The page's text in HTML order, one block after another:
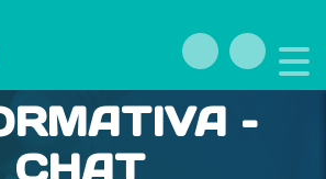
–
CHAT